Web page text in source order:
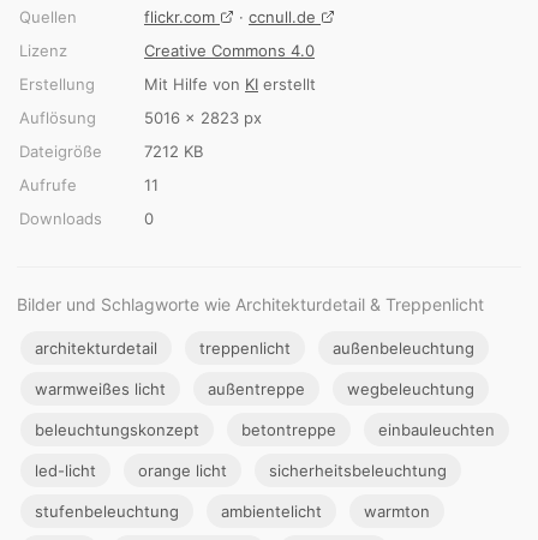
Quellen
flickr.com · ccnull.de
Lizenz
Creative Commons 4.0
Erstellung
Mit Hilfe von KI erstellt
Auflösung
5016 × 2823 px
Dateigröße
7212 KB
Aufrufe
11
Downloads
0
Bilder und Schlagworte wie Architekturdetail & Treppenlicht
architekturdetail treppenlicht außenbeleuchtung
warmweißes licht außentreppe wegbeleuchtung
beleuchtungskonzept betontreppe einbauleuchten
led-licht orange licht sicherheitsbeleuchtung
stufenbeleuchtung ambientelicht warmton